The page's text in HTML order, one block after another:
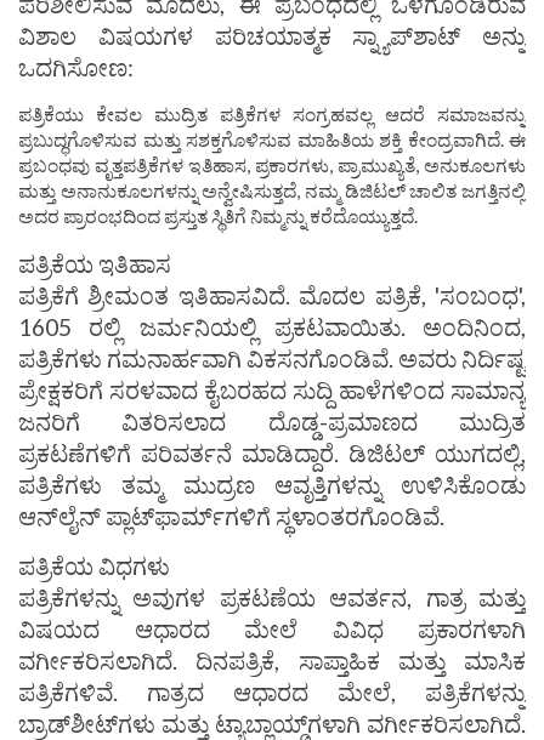
ವಿಶಾಲ ವಿಷಯಗಳ ಪರಿಚಯಾತ್ಮಕ ಸ್ನ್ಯಾಪ್‌ಶಾಟ್ ಅನ್ನು
ಒದಗಿಸೋಣ:
ಪತ್ರಿಕೆಯು ಕೇವಲ ಮುದ್ರಿತ ಪತ್ರಿಕೆಗಳ ಸಂಗ್ರಹವಲ್ಲ ಆದರೆ ಸಮಾಜವನ್ನು
ಪ್ರಬುದ್ಧಗೊಳಿಸುವ ಮತ್ತು ಸಶಕ್ತಗೊಳಿಸುವ ಮಾಹಿತಿಯ ಶಕ್ತಿ ಕೇಂದ್ರವಾಗಿದೆ. ಈ
ಪ್ರಬಂಧವು ವೃತ್ತಪತ್ರಿಕೆಗಳ ಇತಿಹಾಸ, ಪ್ರಕಾರಗಳು, ಪ್ರಾಮುಖ್ಯತೆ, ಅನುಕೂಲಗಳು
ಮತ್ತು ಅನಾನುಕೂಲಗಳನ್ನು ಅನ್ವೇಷಿಸುತ್ತದೆ, ನಮ್ಮ ಡಿಜಿಟಲ್ ಚಾಲಿತ ಜಗತ್ತಿನಲ್ಲಿ
ಅದರ ಪ್ರಾರಂಭದಿಂದ ಪ್ರಸ್ತುತ ಸ್ಥಿತಿಗೆ ನಿಮ್ಮನ್ನು ಕರೆದೊಯ್ಯುತ್ತದೆ.
ಪತ್ರಿಕೆಯ ಇತಿಹಾಸ
ಪತ್ರಿಕೆಗೆ ಶ್ರೀಮಂತ ಇತಿಹಾಸವಿದೆ. ಮೊದಲ ಪತ್ರಿಕೆ, 'ಸಂಬಂಧ',
1605 ರಲ್ಲಿ ಜರ್ಮನಿಯಲ್ಲಿ ಪ್ರಕಟವಾಯಿತು. ಅಂದಿನಿಂದ,
ಪತ್ರಿಕೆಗಳು ಗಮನಾರ್ಹವಾಗಿ ವಿಕಸನಗೊಂಡಿವೆ. ಅವರು ನಿರ್ದಿಷ್ಟ
ಪ್ರೇಕ್ಷಕರಿಗೆ ಸರಳವಾದ ಕೈಬರಹದ ಸುದ್ದಿ ಹಾಳೆಗಳಿಂದ ಸಾಮಾನ್ಯ
ಜನರಿಗೆ ವಿತರಿಸಲಾದ ದೊಡ್ಡ-ಪ್ರಮಾಣದ ಮುದ್ರಿತ
ಪ್ರಕಟಣೆಗಳಿಗೆ ಪರಿವರ್ತನೆ ಮಾಡಿದ್ದಾರೆ. ಡಿಜಿಟಲ್ ಯುಗದಲ್ಲಿ,
ಪತ್ರಿಕೆಗಳು ತಮ್ಮ ಮುದ್ರಣ ಆವೃತ್ತಿಗಳನ್ನು ಉಳಿಸಿಕೊಂಡು
ಆನ್‌ಲೈನ್ ಪ್ಲಾಟ್‌ಫಾರ್ಮ್‌ಗಳಿಗೆ ಸ್ಥಳಾಂತರಗೊಂಡಿವೆ.
ಪತ್ರಿಕೆಯ ವಿಧಗಳು
ಪತ್ರಿಕೆಗಳನ್ನು ಅವುಗಳ ಪ್ರಕಟಣೆಯ ಆವರ್ತನ, ಗಾತ್ರ ಮತ್ತು
ವಿಷಯದ ಆಧಾರದ ಮೇಲೆ ವಿವಿಧ ಪ್ರಕಾರಗಳಾಗಿ
ವರ್ಗೀಕರಿಸಲಾಗಿದೆ. ದಿನಪತ್ರಿಕೆ, ಸಾಪ್ತಾಹಿಕ ಮತ್ತು ಮಾಸಿಕ
ಪತ್ರಿಕೆಗಳಿವೆ. ಗಾತ್ರದ ಆಧಾರದ ಮೇಲೆ, ಪತ್ರಿಕೆಗಳನ್ನು
ಬ್ರಾಡ್‌ಶೀಟ್‌ಗಳು ಮತ್ತು ಟ್ಯಾಬ್ಲಾಯ್ಡ್‌ಗಳಾಗಿ ವರ್ಗೀಕರಿಸಲಾಗಿದೆ.